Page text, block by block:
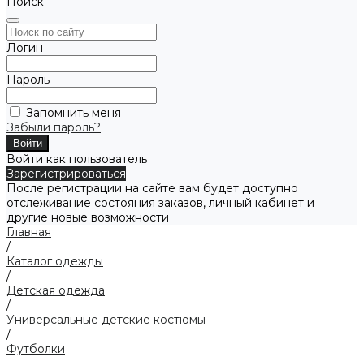
Логин
Пароль
Запомнить меня
Забыли пароль?
Войти как пользователь
Зарегистрироваться
После регистрации на сайте вам будет доступно
отслеживание состояния заказов, личный кабинет и
другие новые возможности
Главная
/
Каталог одежды
/
Детская одежда
/
Универсальные детские костюмы
/
Футболки